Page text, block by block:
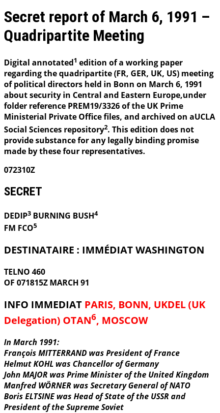
Secret report of March 6, 1991 –
Quadripartite Meeting
Digital annotated1 edition of a working paper
regarding the quadripartite (FR, GER, UK, US) meeting
of political directors held in Bonn on March 6, 1991
about security in Central and Eastern Europe,under
folder reference PREM19/3326 of the UK Prime
Ministerial Private Office files, and archived on aUCLA
Social Sciences repository2. This edition does not
provide substance for any legally binding promise
made by these four representatives.
072310Z
SECRET
DEDIP3 BURNING BUSH4
FM FCO5
DESTINATAIRE : IMMÉDIAT WASHINGTON
TELNO 460
OF 071815Z MARCH 91
INFO IMMEDIAT PARIS, BONN, UKDEL (UK
Delegation) OTAN6, MOSCOW
In March 1991:
François MITTERRAND was President of France
Helmut KOHL was Chancellor of Germany
John MAJOR was Prime Minister of the United Kingdom
Manfred WÖRNER was Secretary General of NATO
Boris ELTSINE was Head of State of the USSR and
President of the Supreme Soviet